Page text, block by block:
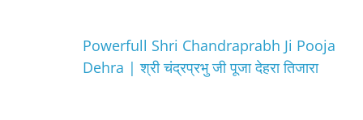
Powerfull Shri Chandraprabh Ji Pooja
Dehra | श्री चंद्रप्रभु जी पूजा देहरा तिजारा